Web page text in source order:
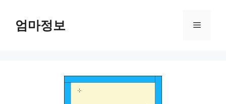
엄마정보 메